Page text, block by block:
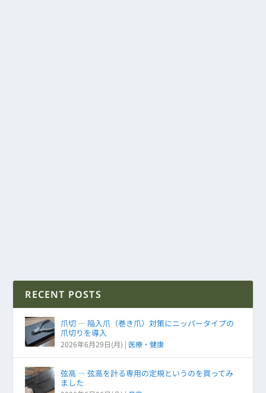
RECENT POSTS
爪切 ― 陥入爪（巻き爪）対策にニッパータイプの
爪切りを導入
2026年6月29日(月) | 医療・健康
弦高 ― 弦高を計る専用の定規というのを買ってみ
ました